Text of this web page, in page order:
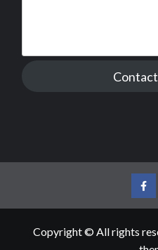
Copyright © All rights